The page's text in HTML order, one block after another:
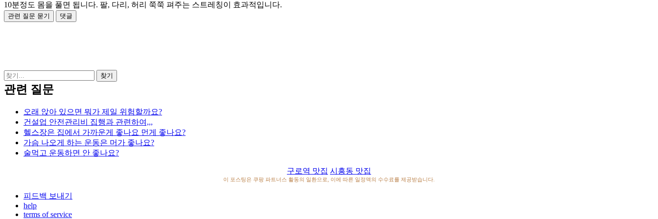
10분정도 몸을 풀면 됩니다. 팔, 다리, 허리 쭉쭉 펴주는 스트레칭이 효과적입니다.
관련 질문
오래 앉아 있으면 뭐가 제일 위험할까요?
건설업 안전관리비 집행과 관련하여,,,
헬스장은 집에서 가까운게 좋나요 먼게 좋나요?
가슴 나오게 하는 운동은 머가 좋나요?
술먹고 운동하면 안 좋나요?
구로역 맛집 시흥동 맛집
이 포스팅은 쿠팡 파트너스 활동의 일환으로, 이에 따른 일정액의 수수료를 제공받습니다.
피드백 보내기
help
terms of service